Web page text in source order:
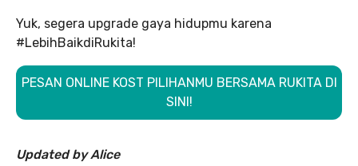
Yuk, segera upgrade gaya hidupmu karena
#LebihBaikdiRukita!
PESAN ONLINE KOST PILIHANMU BERSAMA RUKITA DI
SINI!
Updated by Alice